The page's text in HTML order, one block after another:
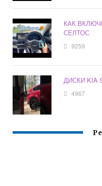
КАК
СЕЛТОС
9259
ДИСКИ KIA
4967